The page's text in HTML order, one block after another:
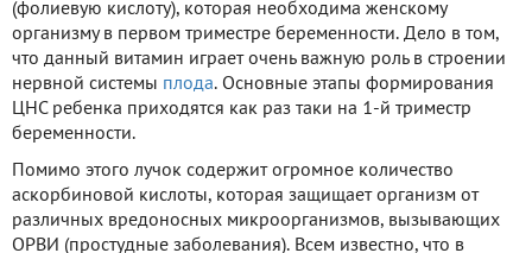
(фолиевую кислоту), которая необходима женскому
организму в первом триместре беременности. Дело в том,
что данный витамин играет очень важную роль в строении
нервной системы плода. Основные этапы формирования
ЦНС ребенка приходятся как раз таки на 1-й триместр
беременности.
Помимо этого лучок содержит огромное количество
аскорбиновой кислоты, которая защищает организм от
различных вредоносных микроорганизмов, вызывающих
ОРВИ (простудные заболевания). Всем известно, что в